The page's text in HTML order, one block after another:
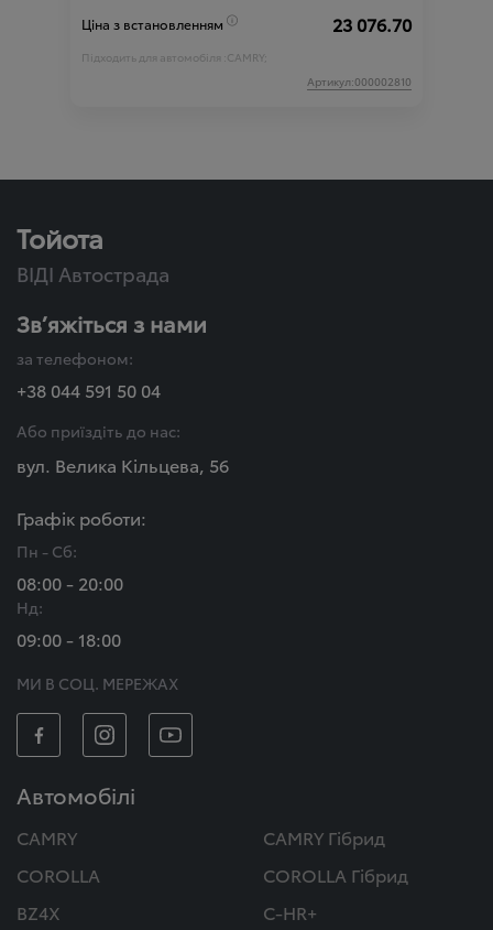
Ціна з встановленням 23 076.70
Підходить для автомобіля :CAMRY;
Артикул:000002810
Тойота
ВІДІ Автострада
Зв’яжіться з нами
за телефоном:
+38 044 591 50 04
Або приїздіть до нас:
вул. Велика Кільцева, 56
Графік роботи:
Пн - Сб:
08:00 - 20:00
Нд:
09:00 - 18:00
МИ В СОЦ. МЕРЕЖАХ
Автомобілі
CAMRY
CAMRY Гібрид
COROLLA
COROLLA Гібрид
BZ4X
C-HR+